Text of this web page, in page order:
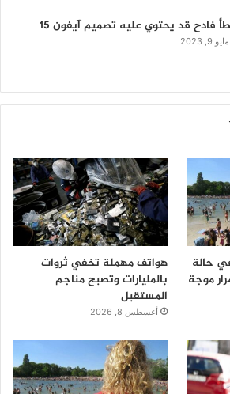
فادح قد يحتوي عليه تصميم آيفون 15
مايو 9, 2023
في حالة
موجة
هواتف مهملة تخفي ثروات
بالمليارات وتصبح مناجم
المستقبل
أغسطس 8, 2026